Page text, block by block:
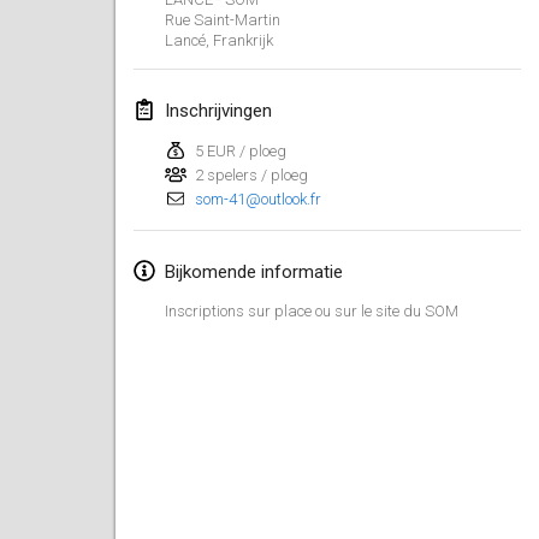
Rue Saint-Martin
Lancé, Frankrijk
Inschrijvingen
5 EUR / ploeg
2 spelers / ploeg
som-41@outlook.fr
Bijkomende informatie
Inscriptions sur place ou sur le site du SOM
februari 2023
Open Grégorien
4 feb. 2023|
SingeliDuppeli
4 feb. 2023|Finland
11 feb. 2023|Finland